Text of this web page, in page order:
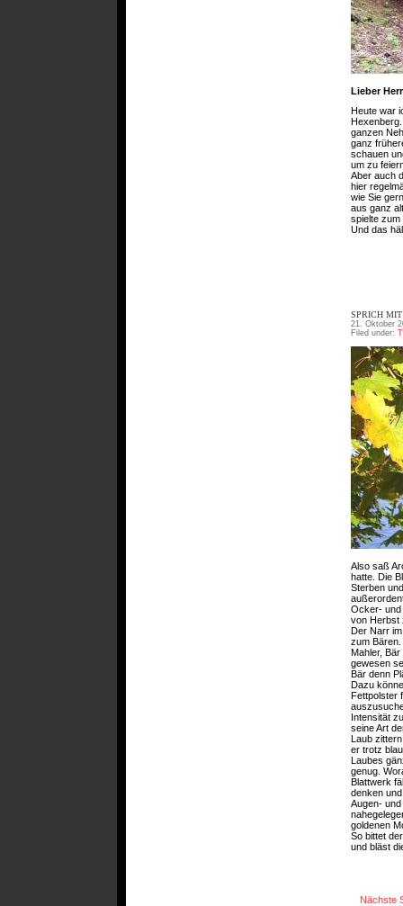
Lieber
Heute war
ganzen
ganz
schauen
um zu
Aber auch
hier
wie Sie
aus ganz
spielte zum
Und das
SPRICH
21. Oktober
Filed under:
Also saß
hatte. Die
Sterben
Ocker- und
von Herbst
Der Narr
zum
Mahler,
gewesen
Bär denn
Dazu
Fettpolster
Intensität
seine Art
Laub
er trotz
Laubes
genug.
Blattwerk
denken
Augen-
goldenen
So bittet
und bläst
Nächste